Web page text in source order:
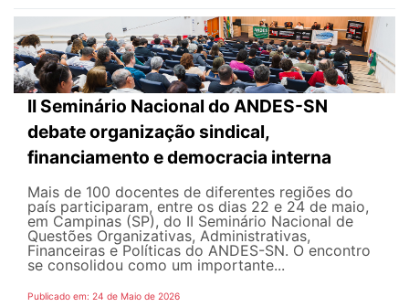
II Seminário Nacional do ANDES-SN
debate organização sindical,
financiamento e democracia interna
Mais de 100 docentes de diferentes regiões do
país participaram, entre os dias 22 e 24 de maio,
em Campinas (SP), do II Seminário Nacional de
Questões Organizativas, Administrativas,
Financeiras e Políticas do ANDES-SN. O encontro
se consolidou como um importante...
Publicado em: 24 de Maio de 2026